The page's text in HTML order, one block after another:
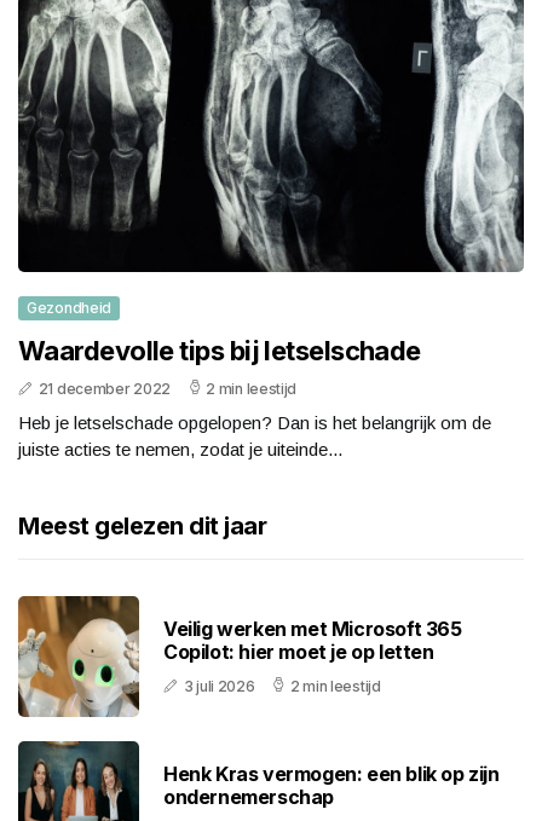
Gezondheid
Waardevolle tips bij letselschade
21 december 2022 2 min leestijd
Heb je letselschade opgelopen? Dan is het belangrijk om de
juiste acties te nemen, zodat je uiteinde...
Meest gelezen dit jaar
Veilig werken met Microsoft 365
Copilot: hier moet je op letten
3 juli 2026 2 min leestijd
Henk Kras vermogen: een blik op zijn
ondernemerschap